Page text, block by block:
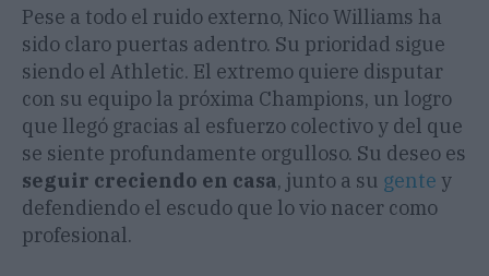
Pese a todo el ruido externo, Nico Williams ha
sido claro puertas adentro. Su prioridad sigue
siendo el Athletic. El extremo quiere disputar
con su equipo la próxima Champions, un logro
que llegó gracias al esfuerzo colectivo y del que
se siente profundamente orgulloso. Su deseo es
seguir creciendo en casa, junto a su gente y
defendiendo el escudo que lo vio nacer como
profesional.